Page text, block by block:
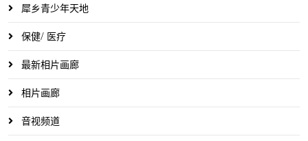
犀乡青少年天地
保健/ 医疗
最新相片画廊
相片画廊
音视频道